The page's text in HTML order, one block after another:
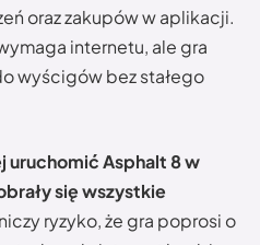
oraz zakupów w aplikacji.
internetu, ale gra
wyścigów bez stałego
uruchomić Asphalt 8 w
się wszystkie
ryzyko, że gra poprosi o